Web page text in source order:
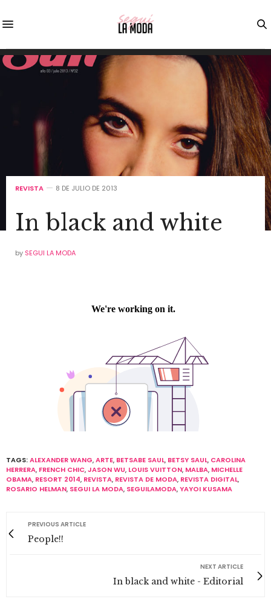
REVISTA 8 DE JULIO DE 2013
In black and white
by SEGUI LA MODA
TAGS:ALEXANDER WANG,ARTE, BETSABE SAUL, BETSY SAUL, CAROLINA
HERRERA, FRENCH CHIC,JASON WU, LOUIS VUITTON, MALBA, MICHELLE
OBAMA, RESORT 2014, REVISTA, REVISTA DE MODA, REVISTA DIGITAL,
ROSARIO HELMAN, SEGUI LA MODA, SEGUILAMODA,YAYOI KUSAMA
PREVIOUS ARTICLE
People!!
NEXT ARTICLE
In black and white - Editorial